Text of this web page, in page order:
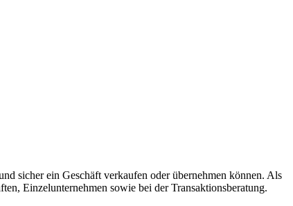
sicher ein Geschäft verkaufen oder übernehmen können. Als
Einzelunternehmen sowie bei der Transaktionsberatung.